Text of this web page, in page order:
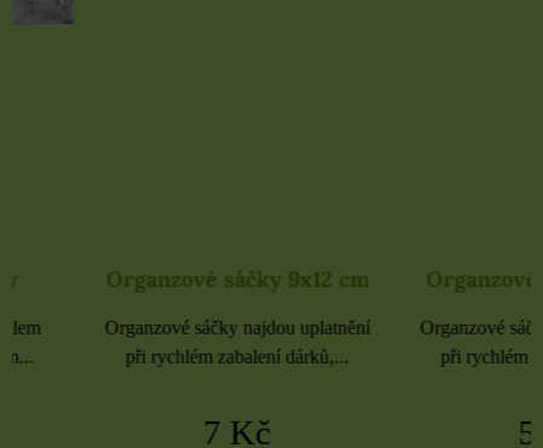
Organzové sáčky 9x12 cm
Organzové sáčky najdou uplatnění
při rychlém zabalení dárků,...
Organzové sáčky
Organzové sáčky najdou
při rychlém zabalení